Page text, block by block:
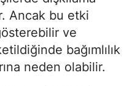
Ancak bu etki
ve
bağımlılık
neden olabilir.